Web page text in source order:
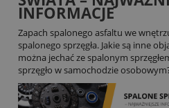
INFORMACJE
Zapach spalonego asfaltu we
spalonego sprzęgła. Jakie są inne
można jechać ze spalonym
sprzęgło w samochodzie